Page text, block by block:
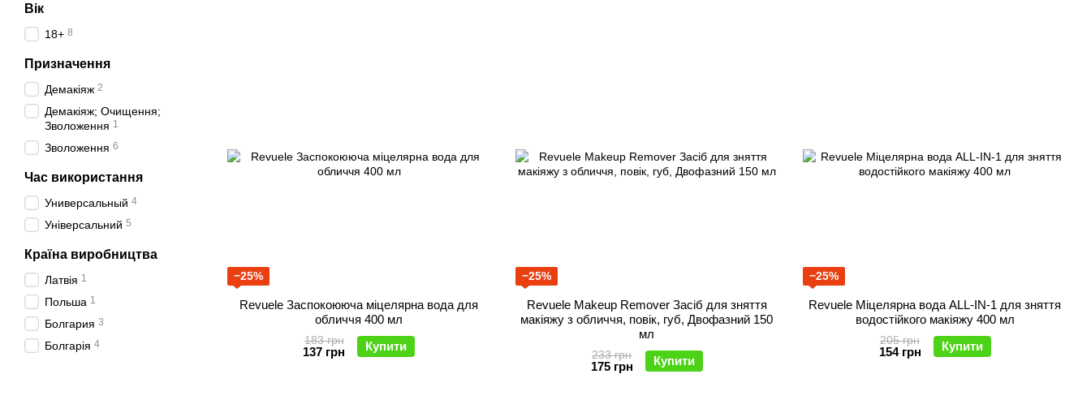
−25%
Revuele Заспокоююча міцелярна вода для
обличчя 400 мл
183 грн
137 грн Купити
−25%
Revuele Makeup Remover Засіб для зняття
макіяжу з обличчя, повік, губ, Двофазний 150
мл
233 грн
175 грн Купити
−25%
Revuele Міцелярна вода ALL-IN-1 для зняття
водостійкого макіяжу 400 мл
205 грн
154 грн Купити
Вік
18+ 8
Призначення
Демакіяж 2
Демакіяж; Очищення;
Зволоження 1
Зволоження 6
Час використання
Универсальный 4
Універсальний 5
Країна виробництва
Латвія 1
Польша 1
Болгария 3
Болгарія 4